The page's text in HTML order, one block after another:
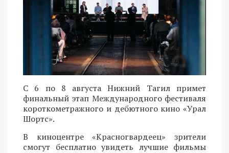
С 6 по 8 августа Нижний Тагил примет
финальный этап Международного фестиваля
короткометражного и дебютного кино «Урал
Шортс».
В киноцентре «Красногвардеец» зрители
смогут бесплатно увидеть лучшие фильмы